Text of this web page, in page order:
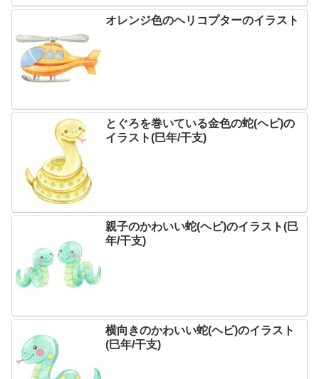
オレンジ色のヘリコプターのイラスト
とぐろを巻いている金色の蛇(ヘビ)の
イラスト(巳年/干支)
親子のかわいい蛇(ヘビ)のイラスト(巳
年/干支)
横向きのかわいい蛇(ヘビ)のイラスト
(巳年/干支)